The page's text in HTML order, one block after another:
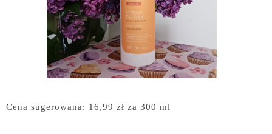
Cena sugerowana: 16,99 zł za 300 ml